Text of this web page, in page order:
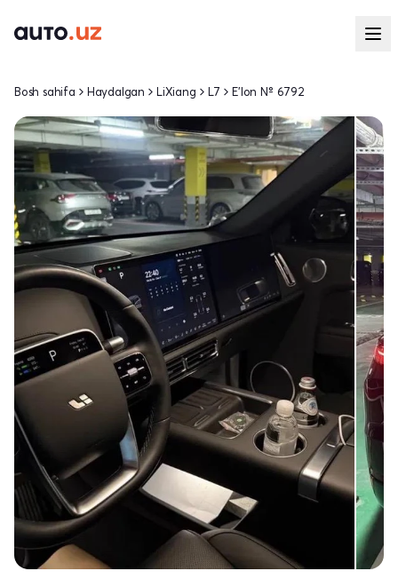
Bosh sahifa Haydalgan LiXiang L7 E'lon № 6792